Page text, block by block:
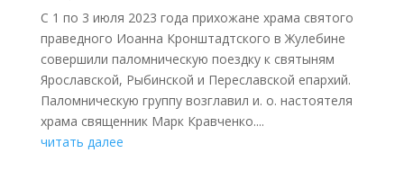
С 1 по 3 июля 2023 года прихожане храма святого
праведного Иоанна Кронштадтского в Жулебине
совершили паломническую поездку к святыням
Ярославской, Рыбинской и Переславской епархий.
Паломническую группу возглавил и. о. настоятеля
храма священник Марк Кравченко....
читать далее